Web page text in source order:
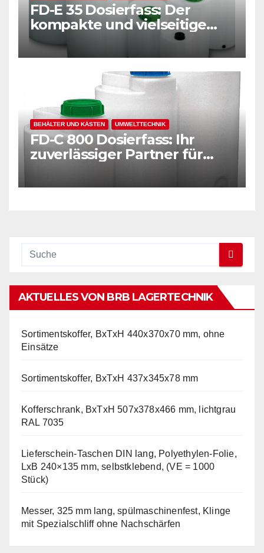
FD-E 35 Dosierfass: Der
kompakte und vielseitige
Kunststoffbehälter
Einführung:
BEHÄLTER UND KÄSTEN UMWELTTECHNIK
FD-C 800 Dosierfass: Ihr
zuverlässiger Partner für
AKTUELLES VON BRB LAGERTECHNIK
Sortimentskoffer, BxTxH 440x370x70 mm, ohne
Einsätze
Sortimentskoffer, BxTxH 437x345x78 mm
Kofferschrank, BxTxH 507x378x466 mm, lichtgrau
RAL 7035
Lieferschein-Taschen DIN lang, Polyethylen-Folie,
LxB 240×135 mm, selbstklebend, (VE = 1000
Stück)
Messer, 325 mm lang, spülmaschinenfest, Klinge
mit Spezialschliff ohne Nachschärfen